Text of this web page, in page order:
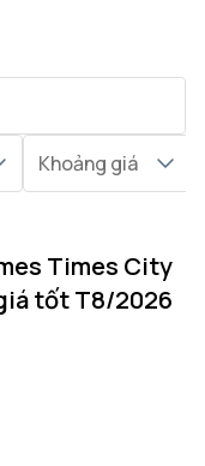
Khoảng giá
Times City
tốt T8/2026